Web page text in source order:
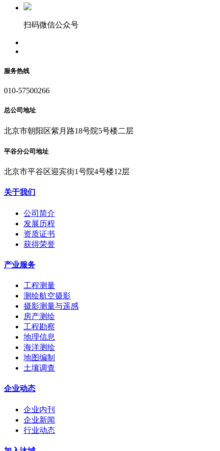
扫码微信公众号
服务热线
010-57500266
总公司地址
北京市朝阳区紫月路18号院5号楼二层
平谷分公司地址
北京市平谷区迎宾街1号院4号楼12层
关于我们
公司简介
发展历程
资质证书
获得荣誉
产业服务
工程测量
测绘航空摄影
摄影测量与遥感
房产测绘
工程勘察
地理信息
海洋测绘
地图编制
土壤调查
企业动态
企业内刊
企业新闻
行业动态